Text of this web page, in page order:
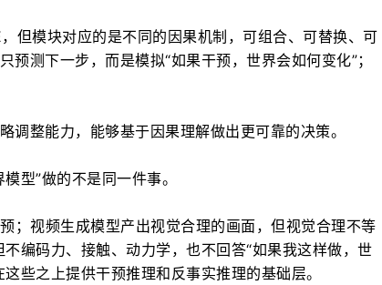
但模块对应的是不同的因果机制，可组合、可替换、可
测下一步，而是模拟“如果干预，世界会如何变化”；
调整能力，能够基于因果理解做出更可靠的决策。
型”做的不是同一件事。
；视频生成模型产出视觉合理的画面，但视觉合理不等
编码力、接触、动力学，也不回答“如果我这样做，世
些之上提供干预推理和反事实推理的基础层。